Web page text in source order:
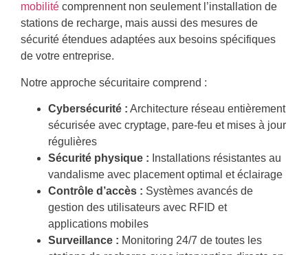
mobilité comprennent non seulement l’installation de
stations de recharge, mais aussi des mesures de
sécurité étendues adaptées aux besoins spécifiques
de votre entreprise.
Notre approche sécuritaire comprend :
Cybersécurité : Architecture réseau entièrement
sécurisée avec cryptage, pare-feu et mises à jour
régulières
Sécurité physique : Installations résistantes au
vandalisme avec placement optimal et éclairage
Contrôle d’accès : Systèmes avancés de
gestion des utilisateurs avec RFID et
applications mobiles
Surveillance : Monitoring 24/7 de toutes les